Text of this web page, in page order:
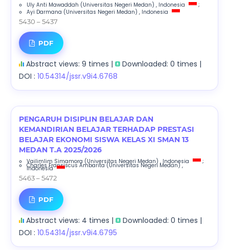
Uly Anti Mawaddah (Universitas Negeri Medan) , Indonesia
;
Ayi Darmana (Universitas Negeri Medan) , Indonesia
5430 – 5437
PDF
Abstract views: 9 times |
Downloaded: 0 times |
DOI : 10.54314/jssr.v9i4.6768
PENGARUH DISIPLIN BELAJAR DAN
KEMANDIRIAN BELAJAR TERHADAP PRESTASI
BELAJAR EKONOMI SISWA KELAS XI SMAN 13
MEDAN T.A 2025/2026
Vailimlim Simamora (Universitas Negeri Medan) , Indonesia ;
Charles Fransiscus Ambarita(Universitas Negeri Medan) ,
Indonesia
5463 – 5472
PDF
Abstract views: 4 times |
Downloaded: 0 times |
DOI : 10.54314/jssr.v9i4.6795